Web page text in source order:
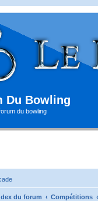
Du Bowling
du bowling
du forum Compétitions